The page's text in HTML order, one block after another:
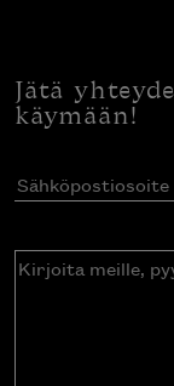
Jätä
käymään!
Sähköpostiosoite
Kirjoita